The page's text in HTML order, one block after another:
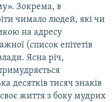
Зокрема, в
чимало людей, які чи
на адресу
(список епітетів
Ясна річ,
десятків тисяч знаків
життя з боку мудрих